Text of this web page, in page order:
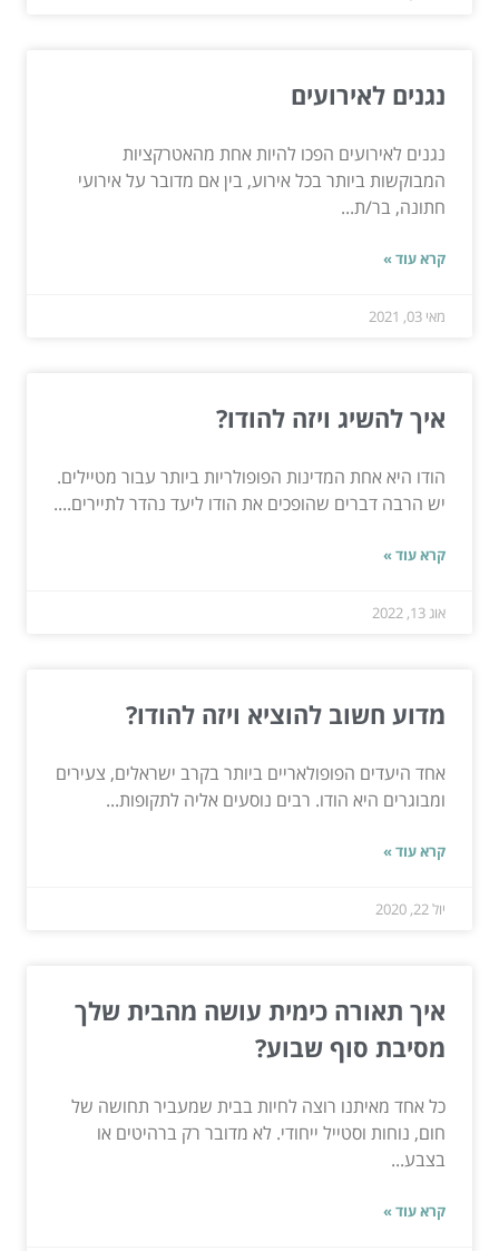
נגנים לאירועים
נגנים לאירועים הפכו להיות אחת מהאטרקציות
המבוקשות ביותר בכל אירוע, בין אם מדובר על אירועי
חתונה, בר/ת...
קרא עוד »
מאי 03, 2021
איך להשיג ויזה להודו?
הודו היא אחת המדינות הפופולריות ביותר עבור מטיילים.
יש הרבה דברים שהופכים את הודו ליעד נהדר לתיירים....
קרא עוד »
אוג 13, 2022
מדוע חשוב להוציא ויזה להודו?
אחד היעדים הפופולאריים ביותר בקרב ישראלים, צעירים
ומבוגרים היא הודו. רבים נוסעים אליה לתקופות...
קרא עוד »
יול 22, 2020
איך תאורה כימית עושה מהבית שלך
מסיבת סוף שבוע?
כל אחד מאיתנו רוצה לחיות בבית שמעביר תחושה של
חום, נוחות וסטייל ייחודי. לא מדובר רק ברהיטים או
בצבע...
קרא עוד »